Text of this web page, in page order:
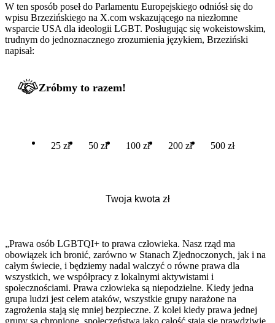
W ten sposób poseł do Parlamentu Europejskiego odniósł się do
wpisu Brzezińskiego na X.com wskazującego na niezłomne
wsparcie USA dla ideologii LGBT. Posługując się wokeistowskim,
trudnym do jednoznacznego zrozumienia językiem, Brzeziński
napisał:
Zróbmy to razem!
25 zł 50 zł 100 zł 200 zł 500 zł
„Prawa osób LGBTQI+ to prawa człowieka. Nasz rząd ma
obowiązek ich bronić, zarówno w Stanach Zjednoczonych, jak i na
całym świecie, i będziemy nadal walczyć o równe prawa dla
wszystkich, we współpracy z lokalnymi aktywistami i
społecznościami. Prawa człowieka są niepodzielne. Kiedy jedna
grupa ludzi jest celem ataków, wszystkie grupy narażone na
zagrożenia stają się mniej bezpieczne. Z kolei kiedy prawa jednej
grupy są chronione, społeczeństwa jako całość stają się prawdziwie